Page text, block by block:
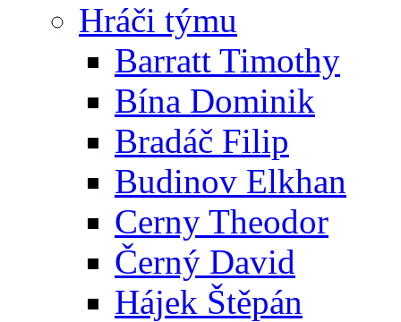
Hráči týmu
Barratt Timothy
Bína Dominik
Bradáč Filip
Budinov Elkhan
Cerny Theodor
Černý David
Hájek Štěpán